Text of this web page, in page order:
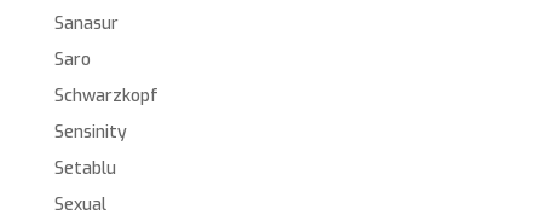
Sanasur
Saro
Schwarzkopf
Sensinity
Setablu
Sexual